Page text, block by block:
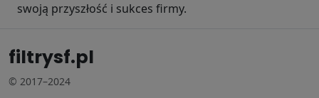
swoją przyszłość i sukces firmy.
filtrysf.pl
© 2017–2024